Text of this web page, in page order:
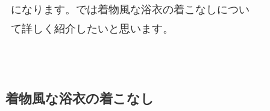
になります。 では着物風な浴衣の着こなしについ
て詳しく紹介したいと思います。
着物風な浴衣の着こなし